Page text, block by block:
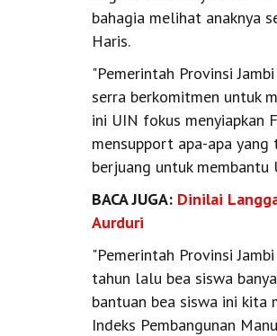
bahagia melihat anaknya
Haris.
"Pemerintah Provinsi
serra berkomitmen untuk
ini UIN fokus menyiapkan
mensupport apa-apa
berjuang untuk membantu
BACA JUGA: Dinilai
Aurduri
"Pemerintah Provinsi
tahun lalu bea siswa
bantuan bea siswa ini kita
Indeks Pembangunan